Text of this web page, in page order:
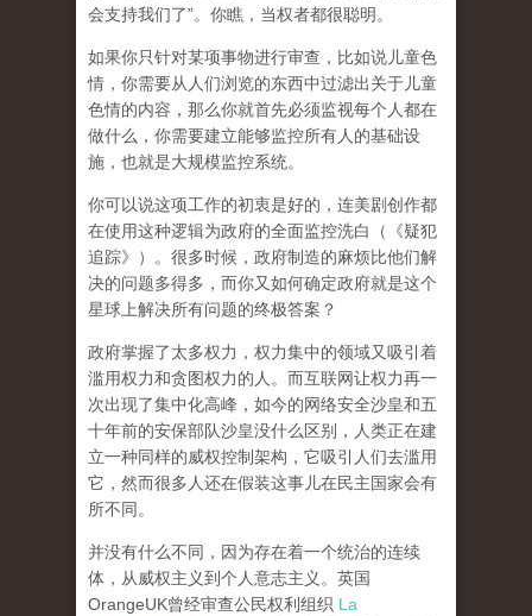
会支持我们了”。你瞧，当权者都很聪明。
如果你只针对某项事物进行审查，比如说儿童色
情，你需要从人们浏览的东西中过滤出关于儿童
色情的内容，那么你就首先必须监视每个人都在
做什么，你需要建立能够监控所有人的基础设
施，也就是大规模监控系统。
你可以说这项工作的初衷是好的，连美剧创作都
在使用这种逻辑为政府的全面监控洗白（《疑犯
追踪》）。 很多时候，政府制造的麻烦比他们解
决的问题多得多，而你又如何确定政府就是这个
星球上解决所有问题的终极答案？
政府掌握了太多权力，权力集中的领域又吸引着
滥用权力和贪图权力的人。而互联网让权力再一
次出现了集中化高峰， 如今的网络安全沙皇和五
十年前的安保部队沙皇没什么区别，人类正在建
立一种同样的威权控制架构，它吸引人们去滥用
它，然而很多人还在假装这事儿在民主国家会有
所不同。
并没有什么不同，因为存在着一个统治的连续
体，从威权主义到个人意志主义。英国
OrangeUK曾经审查公民权利组织 La